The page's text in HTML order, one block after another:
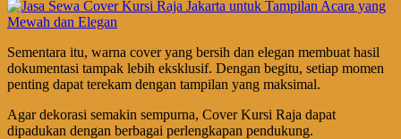
Sementara itu, warna cover yang bersih dan elegan membuat hasil
dokumentasi tampak lebih eksklusif. Dengan begitu, setiap momen
penting dapat terekam dengan tampilan yang maksimal.
Agar dekorasi semakin sempurna, Cover Kursi Raja dapat
dipadukan dengan berbagai perlengkapan pendukung.